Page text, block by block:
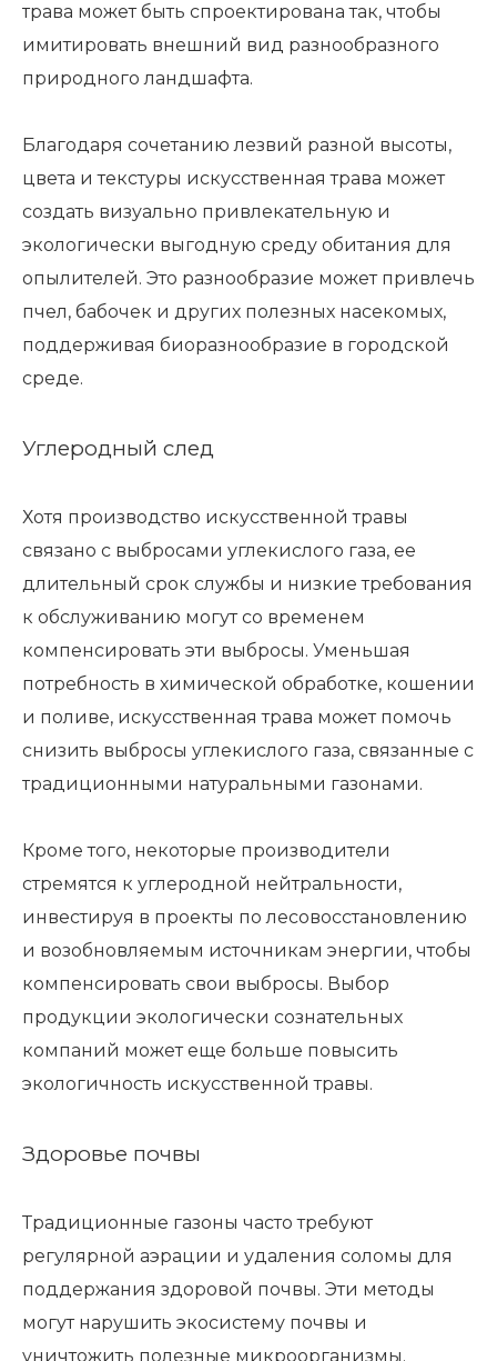
трава может быть спроектирована так, чтобы
имитировать внешний вид разнообразного
природного ландшафта.
Благодаря сочетанию лезвий разной высоты,
цвета и текстуры искусственная трава может
создать визуально привлекательную и
экологически выгодную среду обитания для
опылителей. Это разнообразие может привлечь
пчел, бабочек и других полезных насекомых,
поддерживая биоразнообразие в городской
среде.
Углеродный след
Хотя производство искусственной травы
связано с выбросами углекислого газа, ее
длительный срок службы и низкие требования
к обслуживанию могут со временем
компенсировать эти выбросы. Уменьшая
потребность в химической обработке, кошении
и поливе, искусственная трава может помочь
снизить выбросы углекислого газа, связанные с
традиционными натуральными газонами.
Кроме того, некоторые производители
стремятся к углеродной нейтральности,
инвестируя в проекты по лесовосстановлению
и возобновляемым источникам энергии, чтобы
компенсировать свои выбросы. Выбор
продукции экологически сознательных
компаний может еще больше повысить
экологичность искусственной травы.
Здоровье почвы
Традиционные газоны часто требуют
регулярной аэрации и удаления соломы для
поддержания здоровой почвы. Эти методы
могут нарушить экосистему почвы и
уничтожить полезные микроорганизмы.